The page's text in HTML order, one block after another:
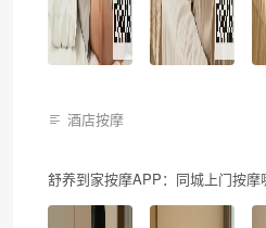
酒店按摩
舒养到家按摩APP：同城上门按摩